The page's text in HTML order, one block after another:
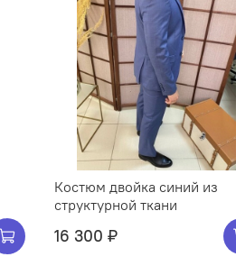
Костюм двойка синий из
структурной ткани
16 300 ₽